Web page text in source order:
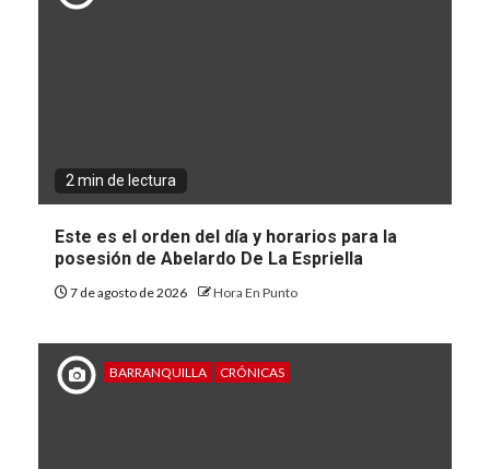
2 min de lectura
Este es el orden del día y horarios para la
posesión de Abelardo De La Espriella
7 de agosto de 2026 Hora En Punto
BARRANQUILLA CRÓNICAS